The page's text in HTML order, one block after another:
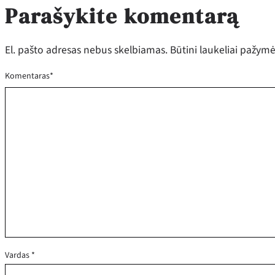
Parašykite komentarą
El. pašto adresas nebus skelbiamas. Būtini laukeliai
Komentaras*
Vardas *